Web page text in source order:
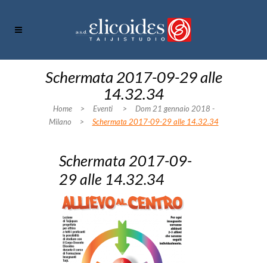
Schermata 2017-09-29 alle
14.32.34
Home > Eventi >
Dom 21 gennaio 2018 -
Milano
> Schermata 2017-09-29 alle 14.32.34
Schermata 2017-09-
29 alle 14.32.34